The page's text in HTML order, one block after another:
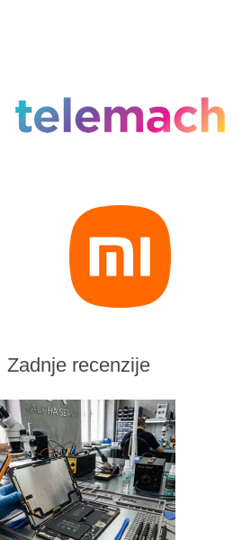
Zadnje recenzije